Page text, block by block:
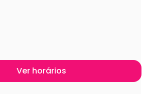
Ver horários